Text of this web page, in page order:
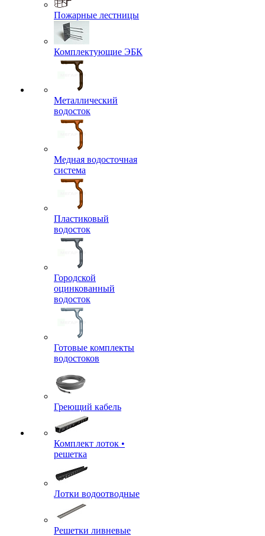
Пожарные лестницы
Комплектующие ЭБК
Металлический
водосток
Медная водосточная
система
Пластиковый
водосток
Городской
оцинкованный
водосток
Готовые комплекты
водостоков
Греющий кабель
Комплект лоток •
решетка
Лотки водоотводные
Решетки ливневые